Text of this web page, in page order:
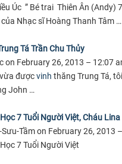
Úc ” Bé trai Thiên Ân
Nhạc sĩ Hoàng Thanh Tâm …
Tá Trần Chu Thủy
on February 26, 2013 – 12:07
đượcvinh thăng Trung Tá,
John …
7 Tuổi Người Việt, Cháu
Tầm on February 26, 2013
7 Tuổi Người Việt